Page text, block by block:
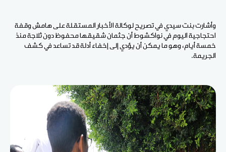
وأشارت بنت سيدي في تصريح لوكالة الأخبار المستقلة على هامش وقفة
احتجاجية اليوم في نواكشوط أن جثمان شقيقها محفوظ دون ثلاجة منذ
خمسة أيام، وهو ما يمكن أن يؤدي إلى إخفاء أدلة قد تساعد في كشف
الجريمة.